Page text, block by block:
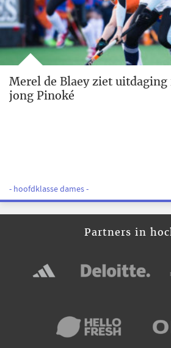
Merel de Blaey ziet
jong Pinoké
- hoofdklasse dames -
Partners in